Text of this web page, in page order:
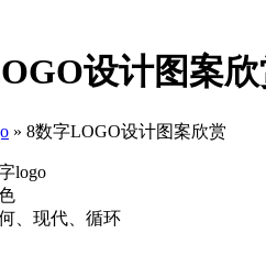
设计图案
» 8数字LOGO设计图案欣赏
logo
、现代、循环